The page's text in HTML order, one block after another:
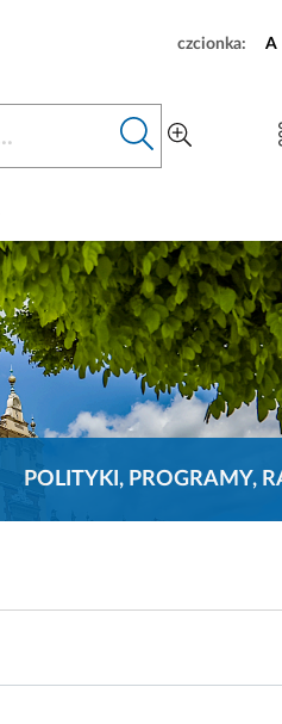
czcionka: A
POLITYKI, PROGRAMY,